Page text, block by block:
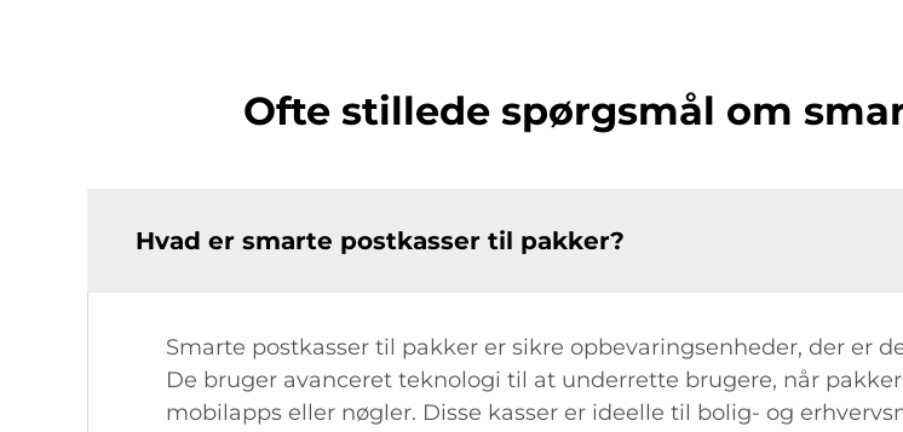
Ofte stillede spørgsmål om
Hvad er smarte postkasser til pakker?
Smarte postkasser til pakker er sikre opbevaringsenheder, der er
De bruger avanceret teknologi til at underrette brugere, når
mobilapps eller nøgler. Disse kasser er ideelle til bolig- og